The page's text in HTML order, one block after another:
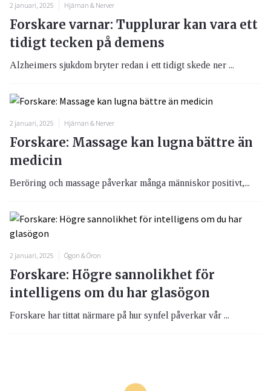
2 januari, 2025 Hjärnan & Nerver
Forskare varnar: Tupplurar kan vara ett
tidigt tecken på demens
Alzheimers sjukdom bryter redan i ett tidigt skede ner ...
2 januari, 2025 Hjärnan & Nerver
Forskare: Massage kan lugna bättre än
medicin
Beröring och massage påverkar många människor positivt,...
2 januari, 2025 Ögon & Öron
Forskare: Högre sannolikhet för
intelligens om du har glasögon
Forskare har tittat närmare på hur synfel påverkar vår ...